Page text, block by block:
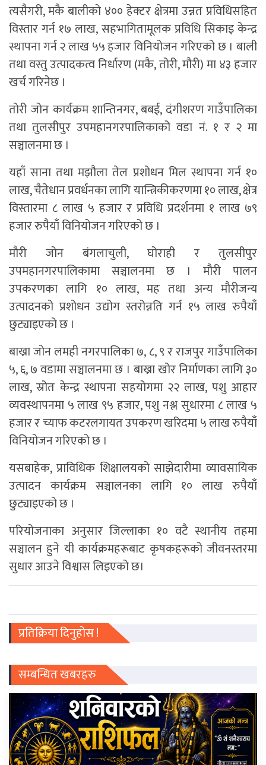
त्यसैगरी, मकै बालीको ४०० हेक्टर क्षेत्रमा उन्नत प्रविधिसहित
विस्तार गर्न १७ लाख, सहभागितामूलक प्रविधि सिकाइ केन्द्र
स्थापना गर्न २ लाख ५५ हजार विनियोजन गरिएको छ । बाली
तथा वस्तु उत्पादकत्व निर्धारण (मकै, तोरी, मौरी) मा ४३ हजार
खर्च गरिनेछ ।
तोरी जोन कार्यक्रम शान्तिनगर, बबई, दंगीशरण गाउँपालिका
तथा तुलसीपुर उपमहानगरपालिकाको वडा नं. १ र २ मा
सञ्चालनमा छ ।
यहाँ साना तथा मझौला तेल प्रशोधन मिल स्थापना गर्न १०
लाख, चैतेधान प्रवर्धनका लागि यान्त्रिकीकरणमा १० लाख, क्षेत्र
विस्तारमा ८ लाख ५ हजार र प्रविधि प्रदर्शनमा १ लाख ७९
हजार रुपैयाँ विनियोजन गरिएको छ ।
मौरी जोन बंगलाचुली, घोराही र तुलसीपुर
उपमहानगरपालिकामा सञ्चालनमा छ । मौरी पालन
उपकरणका लागि १० लाख, मह तथा अन्य मौरीजन्य
उत्पादनको प्रशोधन उद्योग स्तरोन्नति गर्न १५ लाख रुपैयाँ
छुट्याइएको छ ।
बाख्रा जोन लमही नगरपालिका ७, ८, ९ र राजपुर गाउँपालिका
५, ६, ७ वडामा सञ्चालनमा छ । बाख्रा खोर निर्माणका लागि ३०
लाख, स्रोत केन्द्र स्थापना सहयोगमा २२ लाख, पशु आहार
व्यवस्थापनमा ५ लाख ९५ हजार, पशु नश्ल सुधारमा ८ लाख ५
हजार र च्याफ कटरलगायत उपकरण खरिदमा ५ लाख रुपैयाँ
विनियोजन गरिएको छ ।
यसबाहेक, प्राविधिक शिक्षालयको साझेदारीमा व्यावसायिक
उत्पादन कार्यक्रम सञ्चालनका लागि १० लाख रुपैयाँ
छुट्याइएको छ ।
परियोजनाका अनुसार जिल्लाका १० वटै स्थानीय तहमा
सञ्चालन हुने यी कार्यक्रमहरूबाट कृषकहरूको जीवनस्तरमा
सुधार आउने विश्वास लिइएको छ।
प्रतिक्रिया दिनुहोस !
सम्बन्धित खबरहरु